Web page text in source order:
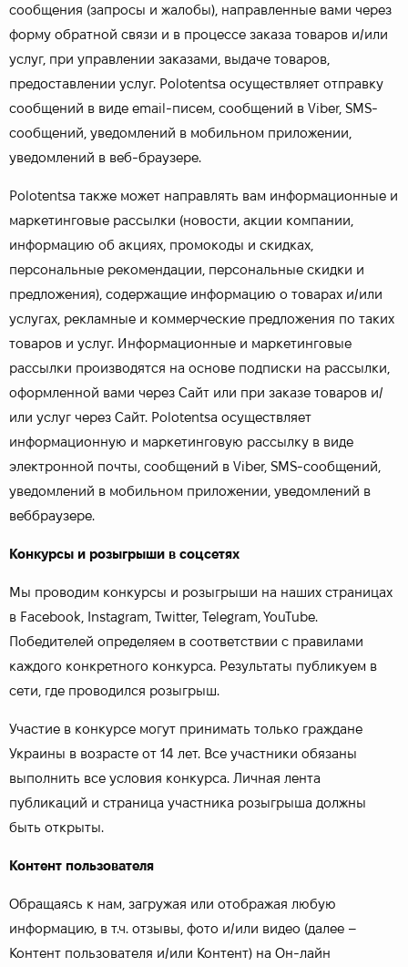
сообщения (запросы и жалобы), направленные вами через
форму обратной связи и в процессе заказа товаров и/или
услуг, при управлении заказами, выдаче товаров,
предоставлении услуг. Polotentsa осуществляет отправку
сообщений в виде email-писем, сообщений в Viber, SMS-
сообщений, уведомлений в мобильном приложении,
уведомлений в веб-браузере.
Polotentsa также может направлять вам информационные и
маркетинговые рассылки (новости, акции компании,
информацию об акциях, промокоды и скидках,
персональные рекомендации, персональные скидки и
предложения), содержащие информацию о товарах и/или
услугах, рекламные и коммерческие предложения по таких
товаров и услуг. Информационные и маркетинговые
рассылки производятся на основе подписки на рассылки,
оформленной вами через Сайт или при заказе товаров и/
или услуг через Сайт. Polotentsa осуществляет
информационную и маркетинговую рассылку в виде
электронной почты, сообщений в Viber, SMS-сообщений,
уведомлений в мобильном приложении, уведомлений в
веббраузере.
Конкурсы и розыгрыши в соцсетях
Мы проводим конкурсы и розыгрыши на наших страницах
в Facebook, Instagram, Twitter, Telegram, YouTube.
Победителей определяем в соответствии с правилами
каждого конкретного конкурса. Результаты публикуем в
сети, где проводился розыгрыш.
Участие в конкурсе могут принимать только граждане
Украины в возрасте от 14 лет. Все участники обязаны
выполнить все условия конкурса. Личная лента
публикаций и страница участника розыгрыша должны
быть открыты.
Контент пользователя
Обращаясь к нам, загружая или отображая любую
информацию, в т.ч. отзывы, фото и/или видео (далее –
Контент пользователя и/или Контент) на Он-лайн